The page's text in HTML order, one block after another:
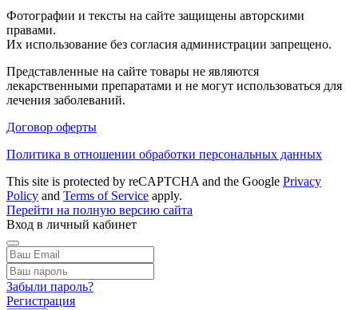
Фотографии и тексты на сайте защищены авторскими
правами.
Их использование без согласия администрации запрещено.
Представленные на сайте товары не являются
лекарственными препаратами и не могут использоваться для
лечения заболеваний.
Договор оферты
Политика в отношении обработки персональных данных
This site is protected by reCAPTCHA and the Google Privacy
Policy and Terms of Service apply.
Перейти на полную версию сайта
Вход в личный кабинет
Забыли пароль?
Регистрация